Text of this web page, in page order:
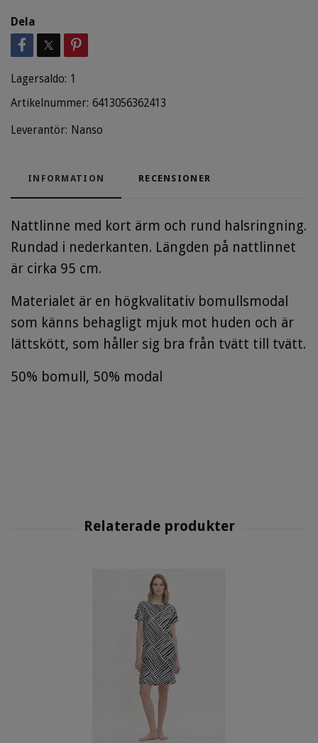
Dela
Lagersaldo: 1
Artikelnummer: 6413056362413
Leverantör: Nanso
INFORMATION RECENSIONER
Nattlinne med kort ärm och rund halsringning.
Rundad i nederkanten. Längden på nattlinnet
är cirka 95 cm.
Materialet är en högkvalitativ bomullsmodal
som känns behagligt mjuk mot huden och är
lättskött, som håller sig bra från tvätt till tvätt.
50% bomull, 50% modal